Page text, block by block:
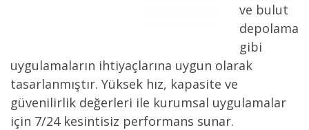
ve bulut
depolama
gibi
uygulamaların ihtiyaçlarına uygun olarak
tasarlanmıştır. Yüksek hız, kapasite ve
güvenilirlik değerleri ile kurumsal uygulamalar
için 7/24 kesintisiz performans sunar.